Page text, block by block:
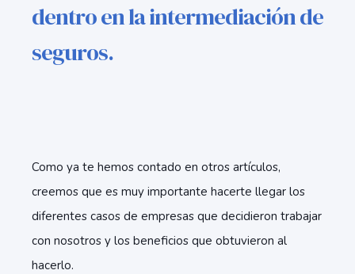
dentro en la intermediación de
seguros.
Como ya te hemos contado en otros artículos,
creemos que es muy importante hacerte llegar los
diferentes casos de empresas que decidieron trabajar
con nosotros y los beneficios que obtuvieron al
hacerlo.